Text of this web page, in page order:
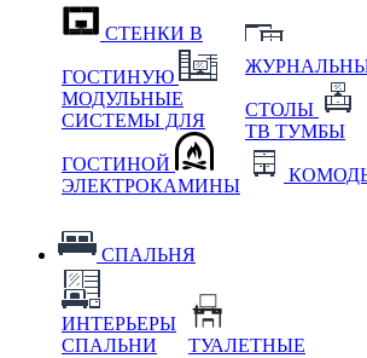
СТЕНКИ В
ГОСТИНУЮ
МОДУЛЬНЫЕ
СИСТЕМЫ ДЛЯ
ГОСТИНОЙ
ЭЛЕКТРОКАМИНЫ
СТОЛЫ
ТВ ТУМБЫ
СПАЛЬНЯ
ИНТЕРЬЕРЫ
СПАЛЬНИ
ТУАЛЕТНЫЕ